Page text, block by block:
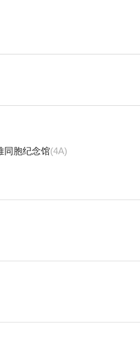
同胞纪念馆(4A)